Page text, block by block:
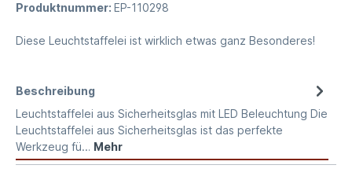
Produktnummer: EP-110298
Diese Leuchtstaffelei ist wirklich etwas ganz Besonderes!
Beschreibung
Leuchtstaffelei aus Sicherheitsglas mit LED Beleuchtung Die
Leuchtstaffelei aus Sicherheitsglas ist das perfekte
Werkzeug fü… Mehr